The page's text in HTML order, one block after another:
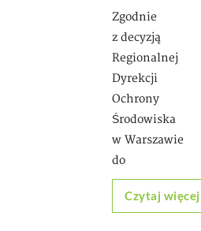
Zgodnie
z decyzją
Regionalnej
Dyrekcji
Ochrony
Środowiska
w Warszawie
do
Czytaj więcej